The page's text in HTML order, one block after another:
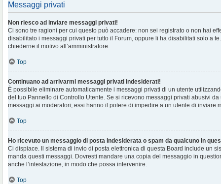
Messaggi privati
Non riesco ad inviare messaggi privati!
Ci sono tre ragioni per cui questo può accadere: non sei registrato o non hai
disabilitato i messaggi privati per tutto il Forum, oppure li ha disabilitati solo a
chiederne il motivo all’amministratore.
Top
Continuano ad arrivarmi messaggi privati indesiderati!
È possibile eliminare automaticamente i messaggi privati ​​di un utente
del tuo Pannello di Controllo Utente. Se si ricevono messaggi privati ​​abusivi
messaggi ai moderatori; essi hanno il potere di impedire a un utente di inviare
Top
Ho ricevuto un messaggio di posta indesiderata o spam da qualcuno in
Ci dispiace. Il sistema di invio di posta elettronica di questa Board include un
manda questi messaggi. Dovresti mandare una copia del messaggio in
anche l’intestazione, in modo che possa intervenire.
Top